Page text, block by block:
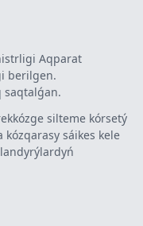
Aqparat
berilgen.
saqtalǵan.
silteme kórsetý
sáikes kele